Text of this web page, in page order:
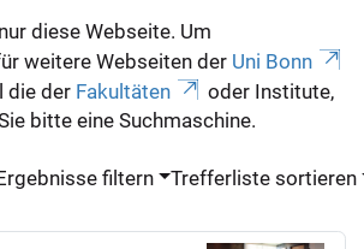
diese Webseite. Um
weitere Webseiten der Uni Bonn
die der Fakultäten
oder Institute,
bitte eine Suchmaschine.
filtern Trefferliste sortieren